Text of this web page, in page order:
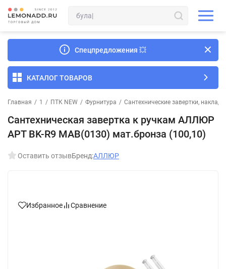
Спецпредложения 💥
КАТАЛОГ ТОВАРОВ
Главная / 1 / ПТК NEW / Фурнитура / Сантехнические завертки,
Сантехническая завертка к ручкам АЛЛЮР
АРТ BK-R9 MAB(0130) мат.бронза (100,10)
Оставить отзывБренд:АЛЛЮР
Избранное Сравнение